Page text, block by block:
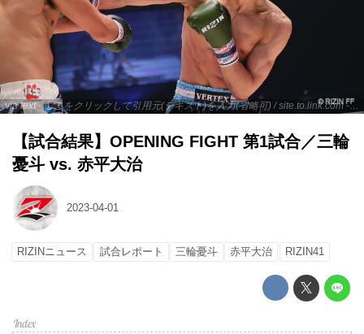
via text - ここをクリックして引用元(テキスト)を入力(省略可) / site.to.link.com - ここをクリックして引用元を入力(省略可)
【試合結果】OPENING FIGHT 第1試合／三輪
憂斗 vs. 赤平大治
2023-04-01
RIZINニュース 試合レポート 三輪憂斗 赤平大治 RIZIN41